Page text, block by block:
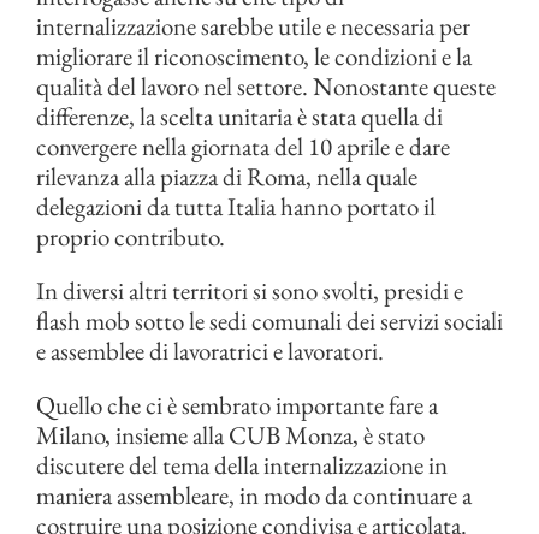
internalizzazione sarebbe utile e necessaria per
migliorare il riconoscimento, le condizioni e la
qualità del lavoro nel settore. Nonostante queste
differenze, la scelta unitaria è stata quella di
convergere nella giornata del 10 aprile e dare
rilevanza alla piazza di Roma, nella quale
delegazioni da tutta Italia hanno portato il
proprio contributo.
In diversi altri territori si sono svolti, presidi e
flash mob sotto le sedi comunali dei servizi sociali
e assemblee di lavoratrici e lavoratori.
Quello che ci è sembrato importante fare a
Milano, insieme alla CUB Monza, è stato
discutere del tema della internalizzazione in
maniera assembleare, in modo da continuare a
costruire una posizione condivisa e articolata.